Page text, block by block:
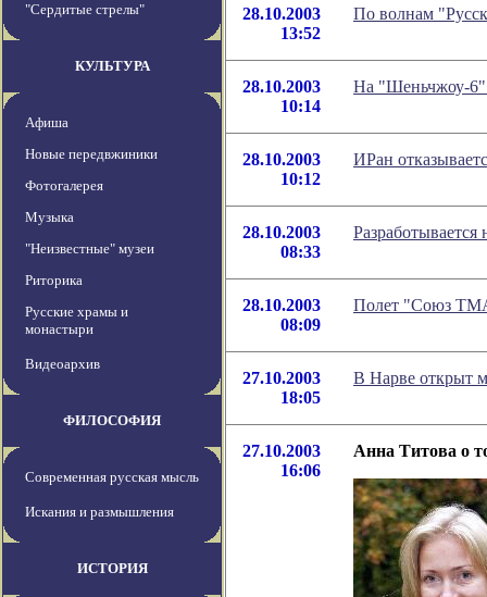
"Сердитые стрелы"
КУЛЬТУРА
Афиша
Новые передвжиники
Фотогалерея
Музыка
"Неизвестные" музеи
Риторика
Русские храмы и
монастыри
Видеоархив
ФИЛОСОФИЯ
Современная русская мысль
Искания и размышления
ИСТОРИЯ
28.10.2003
13:52
По волнам
28.10.2003
10:14
На "Шеньчжоу-6"
28.10.2003
10:12
ИРан
28.10.2003
08:33
28.10.2003
08:09
Полет "Союз
27.10.2003
18:05
В Нарве открыт
27.10.2003
16:06
Анна Титова о